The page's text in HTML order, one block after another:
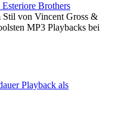
Brothers
von Vincent Gross &
MP3 Playbacks bei